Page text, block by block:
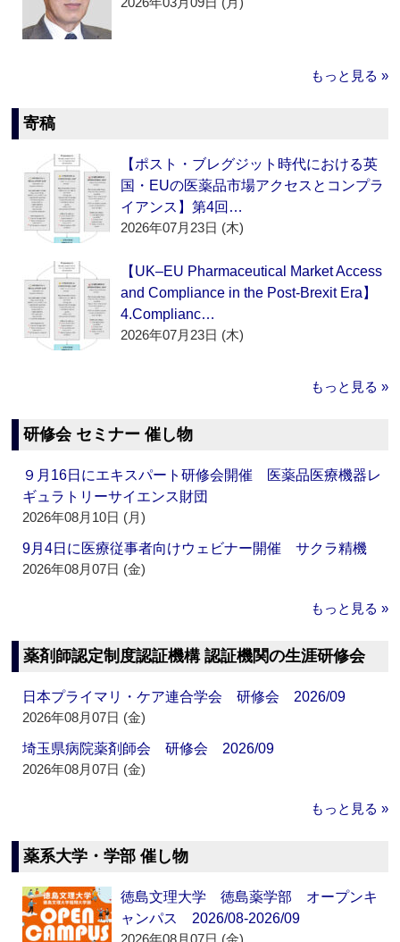
もっと見る »
寄稿
【ポスト・ブレグジット時代における英
国・EUの医薬品市場アクセスとコンプラ
イアンス】第4回…
2026年07月23日 (木)
【UK–EU Pharmaceutical Market Access
and Compliance in the Post-Brexit Era】
4.Complianc…
2026年07月23日 (木)
もっと見る »
研修会 セミナー 催し物
９月16日にエキスパート研修会開催 医薬品医療機器レ
ギュラトリーサイエンス財団
2026年08月10日 (月)
9月4日に医療従事者向けウェビナー開催 サクラ精機
2026年08月07日 (金)
もっと見る »
薬剤師認定制度認証機構 認証機関の生涯研修会
日本プライマリ・ケア連合学会 研修会 2026/09
2026年08月07日 (金)
埼玉県病院薬剤師会 研修会 2026/09
2026年08月07日 (金)
もっと見る »
薬系大学・学部 催し物
徳島文理大学 徳島薬学部 オープンキ
ャンパス 2026/08-2026/09